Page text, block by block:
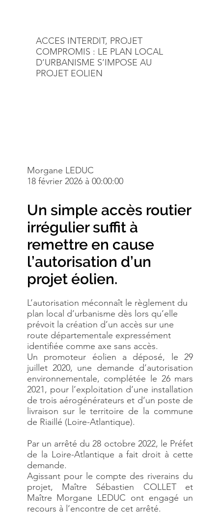
Un simple accès routier
irrégulier suffit à
remettre en cause
l’autorisation d’un
projet éolien.
L’autorisation méconnaît le règlement du
plan local d’urbanisme dès lors qu’elle
prévoit la création d’un accès sur une
route départementale expressément
identifiée comme axe sans accès.
Un promoteur éolien a déposé, le 29
juillet 2020, une demande d’autorisation
environnementale, complétée le 26 mars
2021, pour l’exploitation d’une installation
de trois aérogénérateurs et d’un poste de
livraison sur le territoire de la commune
de Riaillé (Loire-Atlantique).
Par un arrêté du 28 octobre 2022, le Préfet
de la Loire-Atlantique a fait droit à cette
demande.
Agissant pour le compte des riverains du
projet, Maître Sébastien COLLET et
Maître Morgane LEDUC ont engagé un
recours à l’encontre de cet arrêté.
Morgane LEDUC
18 février 2026 à 00:00:00
ACCES INTERDIT, PROJET
COMPROMIS : LE PLAN LOCAL
D’URBANISME S’IMPOSE AU
PROJET EOLIEN